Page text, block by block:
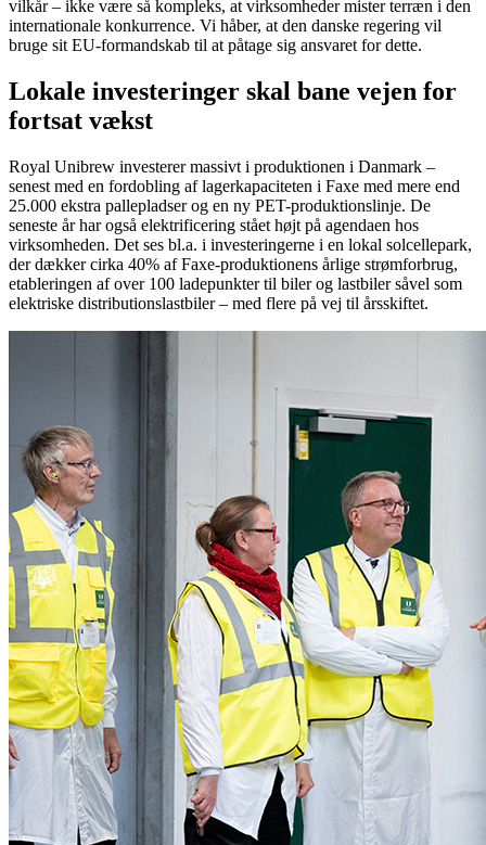
vilkår – ikke være så kompleks, at virksomheder mister terræn i den
internationale konkurrence. Vi håber, at den danske regering vil
bruge sit EU-formandskab til at påtage sig ansvaret for dette.
Lokale investeringer skal bane vejen for
fortsat vækst
Royal Unibrew investerer massivt i produktionen i Danmark –
senest med en fordobling af lagerkapaciteten i Faxe med mere end
25.000 ekstra pallepladser og en ny PET-produktionslinje. De
seneste år har også elektrificering stået højt på agendaen hos
virksomheden. Det ses bl.a. i investeringerne i en lokal solcellepark,
der dækker cirka 40% af Faxe-produktionens årlige strømforbrug,
etableringen af over 100 ladepunkter til biler og lastbiler såvel som
elektriske distributionslastbiler – med flere på vej til årsskiftet.